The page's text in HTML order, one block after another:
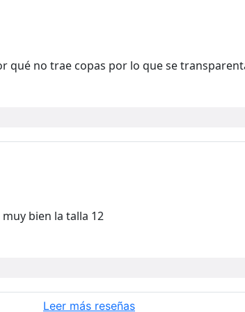
qué no trae copas por lo que se
bien la talla 12
Leer más reseñas